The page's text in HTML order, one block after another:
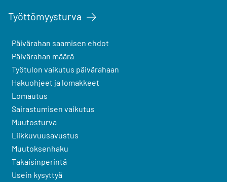
Työttömyysturva
Päivärahan saamisen ehdot
Päivärahan määrä
Työtulon vaikutus päivärahaan
Hakuohjeet ja lomakkeet
Lomautus
Sairastumisen vaikutus
Muutosturva
Liikkuvuusavustus
Muutoksenhaku
Takaisinperintä
Usein kysyttyä